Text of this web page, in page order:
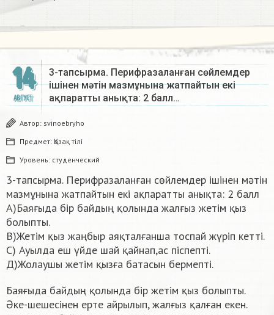
14
АВГУСТ
3-тапсырма. Перифразаланған сөйлемдер
ішінен мәтін мазмұнына жатпайтын екі
ақпаратты анықта: 2 балл…
Автор: svinoebryho
Предмет: Қазақ тiлi
Уровень: студенческий
3-тапсырма. Перифразаланған сөйлемдер ішінен мәтін
мазмұнына жатпайтын екі ақпаратты анықта: 2 балл
А)Баяғыда бір байдың қолында жалғыз жетім қыз
болыпты.
В)Жетім қыз жаңбыр аяқталғанша тоспай жүріп кетті.
С) Ауылда еш үйде шай қайнап,ас піспепті.
Д)Жолаушы жетім қызға батасын бермепті.
Баяғыда байдың қолында бір жетім қыз болыпты.
Әке-шешесінен ерте айрылып, жалғыз қалған екен.